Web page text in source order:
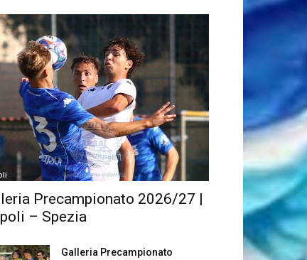
Precampionato 2026/27 |
– Spezia
Galleria Precampionato